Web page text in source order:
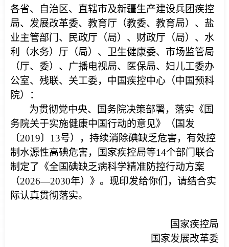
各省、自治区、直辖市及新疆生产建设兵团疾控
局、发展改革委、教育厅（教委、教育局）、盐
业主管部门、民政厅（局）、财政厅（局）、水
利（水务）厅（局）、卫生健康委、市场监管局
（厅、委）、广播电视局、医保局、妇儿工委办
公室、残联、关工委，中国疾控中心（中国预科
院）：
为贯彻党中央、国务院决策部署，落实《国
务院关于实施健康中国行动的意见》（国发
〔2019〕13号），持续消除碘缺乏危害，有效控
制水源性高碘危害，国家疾控局等14个部门联合
制定了《全国碘缺乏病科学精准防控行动方案
（2026—2030年）》。现印发给你们，请结合实
际认真贯彻落实。
国家疾控局
国家发展改革委